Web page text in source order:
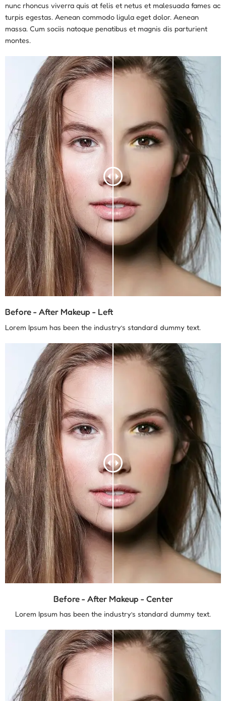
nunc rhoncus viverra quis at felis et netus et malesuada fames ac
turpis egestas. Aenean commodo ligula eget dolor. Aenean
massa. Cum sociis natoque penatibus et magnis dis parturient
montes.
Before - After Makeup - Left
Lorem Ipsum has been the industry’s standard dummy text.
Before - After Makeup - Center
Lorem Ipsum has been the industry’s standard dummy text.